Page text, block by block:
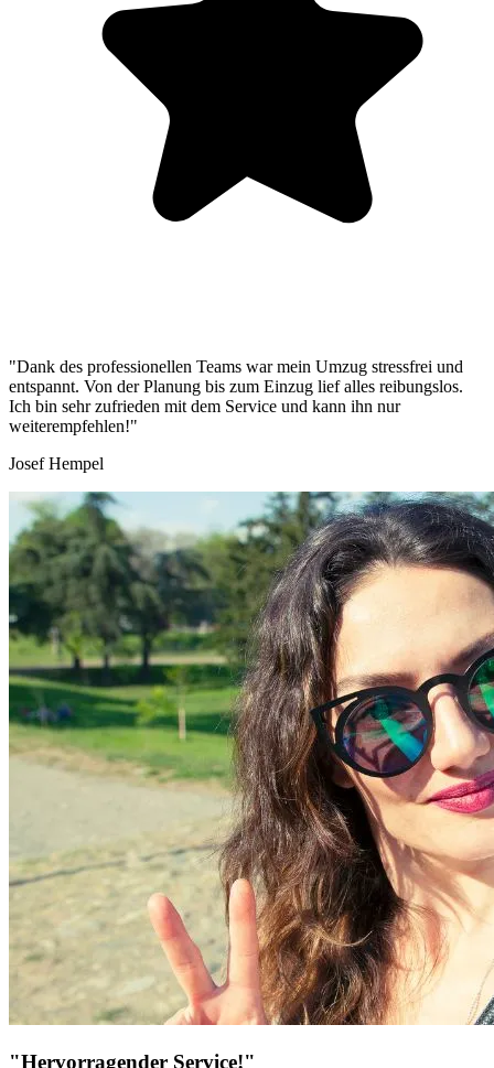
"Dank des professionellen Teams war mein Umzug stressfrei und
entspannt. Von der Planung bis zum Einzug lief alles reibungslos.
Ich bin sehr zufrieden mit dem Service und kann ihn nur
weiterempfehlen!"
Josef Hempel
"Hervorragender Service!"